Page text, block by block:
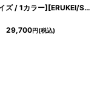
[ XS-Lサイズ / 1カラー][ERUKEI/SETTAN]オーガンジー・リーフ柄・プリント・オフショルダー・Vネック・コルセット・Aライン・フレア・ロングドレス[送料無料]
29,700円(税込)